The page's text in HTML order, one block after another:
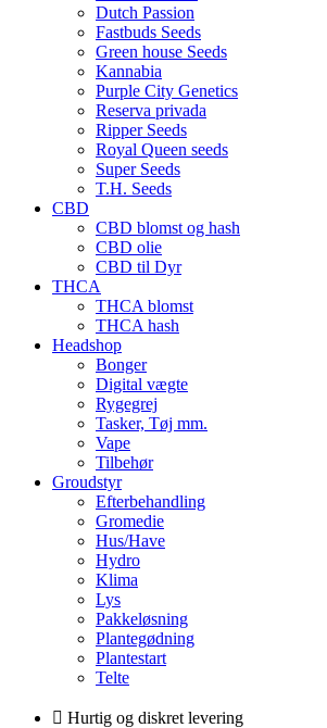
Dutch Passion
Fastbuds Seeds
Green house Seeds
Kannabia
Purple City Genetics
Reserva privada
Ripper Seeds
Royal Queen seeds
Super Seeds
T.H. Seeds
CBD
CBD blomst og hash
CBD olie
CBD til Dyr
THCA
THCA blomst
THCA hash
Headshop
Bonger
Digital vægte
Rygegrej
Tasker, Tøj mm.
Vape
Tilbehør
Groudstyr
Efterbehandling
Gromedie
Hus/Have
Hydro
Klima
Lys
Pakkeløsning
Plantegødning
Plantestart
Telte
Hurtig og diskret levering